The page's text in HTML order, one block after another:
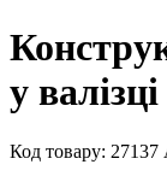
у
Код товару: 27137